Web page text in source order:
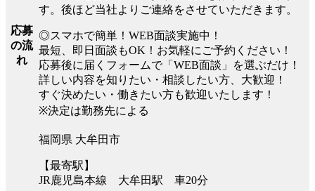
応募
の流
れ
す。後ほど当社よりご連絡をさせていただきます。
◎スマホで簡単！WEB面談実施中！
最短、即日面談もOK！お気軽にご予約ください！
応募後に届くフォームで「WEB面談」を選ぶだけ！
詳しい内容を知りたい・相談したい方、大歓迎！
すぐ決めたい・働きたい方も歓迎いたします！
※決定は勤務先による
福岡県 大牟田市
【最寄駅】
JR鹿児島本線 大牟田駅 車20分